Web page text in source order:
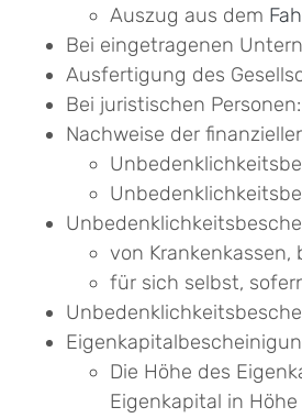
Auszug aus dem
Bei eingetragenen
Ausfertigung des
Bei juristischen
Nachweise der
von
für sich selbst,
Die Höhe des
Eigenkapital in